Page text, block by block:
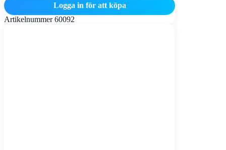
Logga in för att köpa
Artikelnummer60092